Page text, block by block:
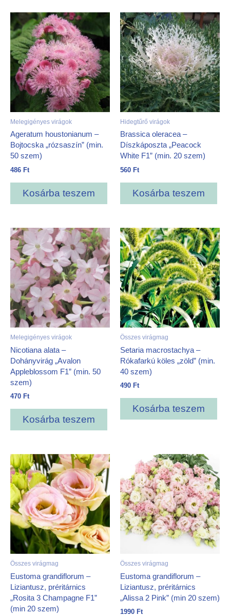
Melegigényes virágok
Ageratum houstonianum –
Bojtocska „rózsaszín” (min.
50 szem)
486 Ft
Kosárba teszem
Hidegtűrő virágok
Brassica oleracea –
Díszkáposzta „Peacock
White F1” (min. 20 szem)
560 Ft
Kosárba teszem
Melegigényes virágok
Nicotiana alata –
Dohányvirág „Avalon
Appleblossom F1” (min. 50
szem)
470 Ft
Kosárba teszem
Összes virágmag
Setaria macrostachya –
Rókafarkú köles „zöld” (min.
40 szem)
490 Ft
Kosárba teszem
Összes virágmag
Eustoma grandiflorum –
Liziantusz, préritárnics
„Rosita 3 Champagne F1”
(min 20 szem)
Összes virágmag
Eustoma grandiflorum –
Liziantusz, préritárnics
„Alissa 2 Pink” (min 20 szem)
1990 Ft